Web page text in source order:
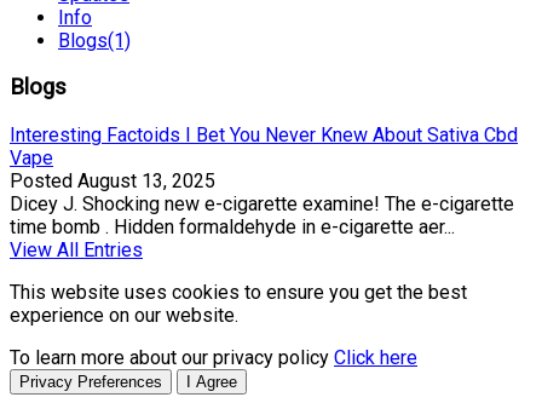
Info
Blogs(1)
Blogs
Interesting Factoids I Bet You Never Knew About Sativa Cbd
Vape
Posted August 13, 2025
Dicey J. Shocking new e-cigarette examine! The e-cigarette
time bomb . Hidden formaldehyde in e-cigarette aer...
View All Entries
This website uses cookies to ensure you get the best
experience on our website.
To learn more about our privacy policy Click here
Privacy Preferences I Agree